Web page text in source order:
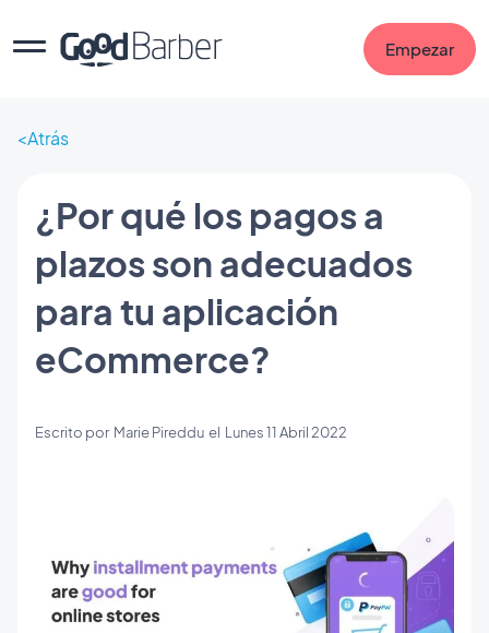
Empezar
Atrás
¿Por qué los pagos a
plazos son adecuados
para tu aplicación
eCommerce?
Escrito por Marie Pireddu el Lunes 11 Abril 2022